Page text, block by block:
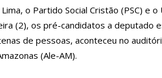
de violência
da Hipertensão: SES-AM orienta sobre
doença
o Partido Social Cristão (PSC) e o
(2), os pré-candidatos a deputado
de pessoas, aconteceu no
(Ale-AM).